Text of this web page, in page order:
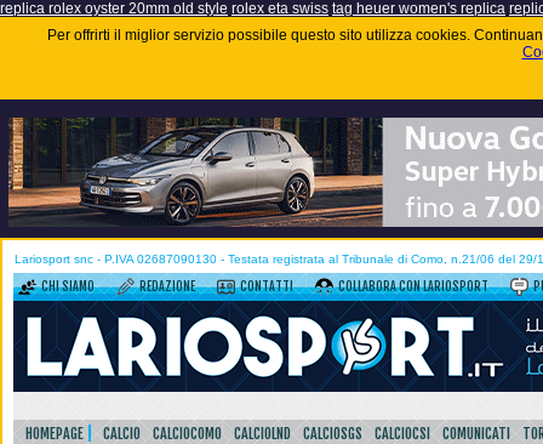
replica rolex oyster 20mm old style rolex eta swiss tag heuer women's replica
Per offrirti il miglior servizio possibile questo sito utilizza cookies.
Lariosport snc - P.IVA 02687090130 - Testata registrata al Tribunale di Como, n.21/06 del 29/
CHI SIAMO REDAZIONE CONTATTI COLLABORA CON LARIOSPORT
HOMEPAGE CALCIO CALCIOCOMO CALCIOLND CALCIOSGS CALCIOCSI COMUNICATI